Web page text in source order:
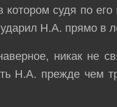
котором судя по
Н.А. прямо в
никак не
Н.А. прежде чем